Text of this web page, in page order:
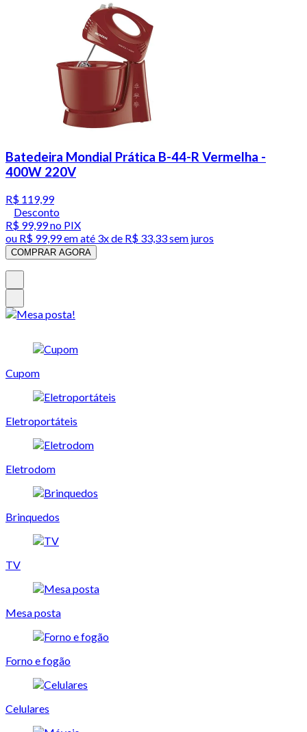
Batedeira Mondial Prática B-44-R Vermelha -
400W 220V
R$ 119,99
Desconto
R$ 99,99no PIX
ou R$ 99,99em até 3x de R$ 33,33 sem juros
COMPRAR AGORA
Cupom
Eletroportáteis
Eletrodom
Brinquedos
TV
Mesa posta
Forno e fogão
Celulares